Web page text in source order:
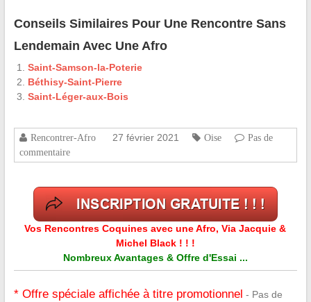
Conseils Similaires Pour Une Rencontre Sans
Lendemain Avec Une Afro
Saint-Samson-la-Poterie
Béthisy-Saint-Pierre
Saint-Léger-aux-Bois
Rencontrer-Afro 27 février 2021 Oise
Pas de
commentaire
Vos Rencontres Coquines avec une Afro, Via Jacquie &
Michel Black ! ! !
Nombreux Avantages & Offre d'Essai ...
* Offre spéciale affichée à titre promotionnel - Pas de